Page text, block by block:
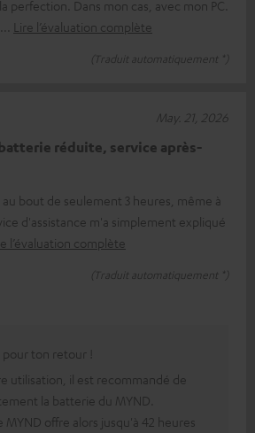
perfection. Dans mon cas, avec mon PC.
Lire l’évaluation complète
(Traduit automatiquement *)
réduite, service après-
au bout de seulement 3 heures, même à
d'assistance m'a simplement expliqué
l’évaluation complète
(Traduit automatiquement *)
May. 21, 2026
ton retour !
utilisation, il est recommandé de
la batterie du MYND.
MYND offre alors jusqu'à 42 heures